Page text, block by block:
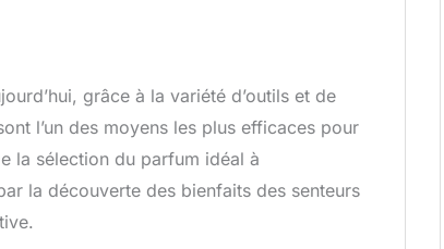
grâce à la variété d’outils et de
l’un des moyens les plus efficaces pour
la sélection du parfum idéal à
la découverte des bienfaits des senteurs